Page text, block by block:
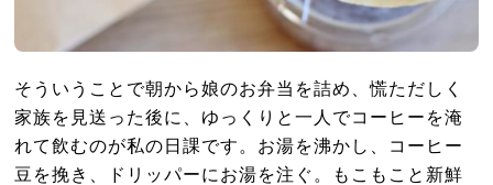
そういうことで朝から娘のお弁当を詰め、慌ただしく
家族を見送った後に、ゆっくりと一人でコーヒーを淹
れて飲むのが私の日課です。お湯を沸かし、コーヒー
豆を挽き、ドリッパーにお湯を注ぐ。もこもこと新鮮